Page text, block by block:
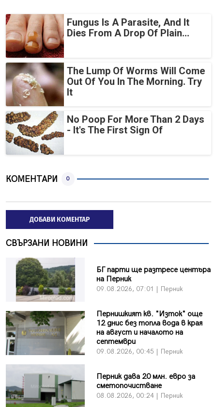
Fungus Is A Parasite, And It
Dies From A Drop Of Plain...
The Lump Of Worms Will Come
Out Of You In The Morning. Try
It
No Poop For More Than 2 Days
- It's The First Sign Of
КОМЕНТАРИ 0
ДОБАВИ КОМЕНТАР
СВЪРЗАНИ НОВИНИ
БГ парти ще разтресе центъра
на Перник
09.08.2026, 07:01 | Перник
Пернишкият кв. "Изток" още
12 днис без топла вода в края
на август и началото на
септември
09.08.2026, 00:45 | Перник
Перник дава 20 млн. евро за
сметопочистване
08.08.2026, 00:24 | Перник